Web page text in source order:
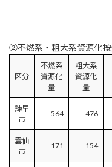
②不燃系・粗大系資源化按
区分
不燃系
資源化
量
粗大系
資源化
量
諫早
市
564 476
雲仙
市
171 154